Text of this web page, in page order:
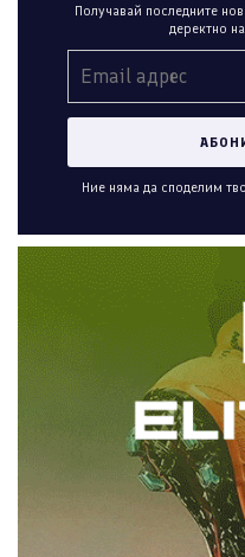
Получавай последните
деректно
Ние няма да споделим